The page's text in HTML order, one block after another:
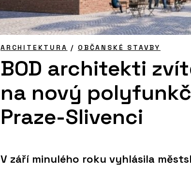
ARCHITEKTURA / OBČANSKÉ STAVBY
BOD architekti
na nový
Praze-Slivenci
V září minulého roku vyhlásila